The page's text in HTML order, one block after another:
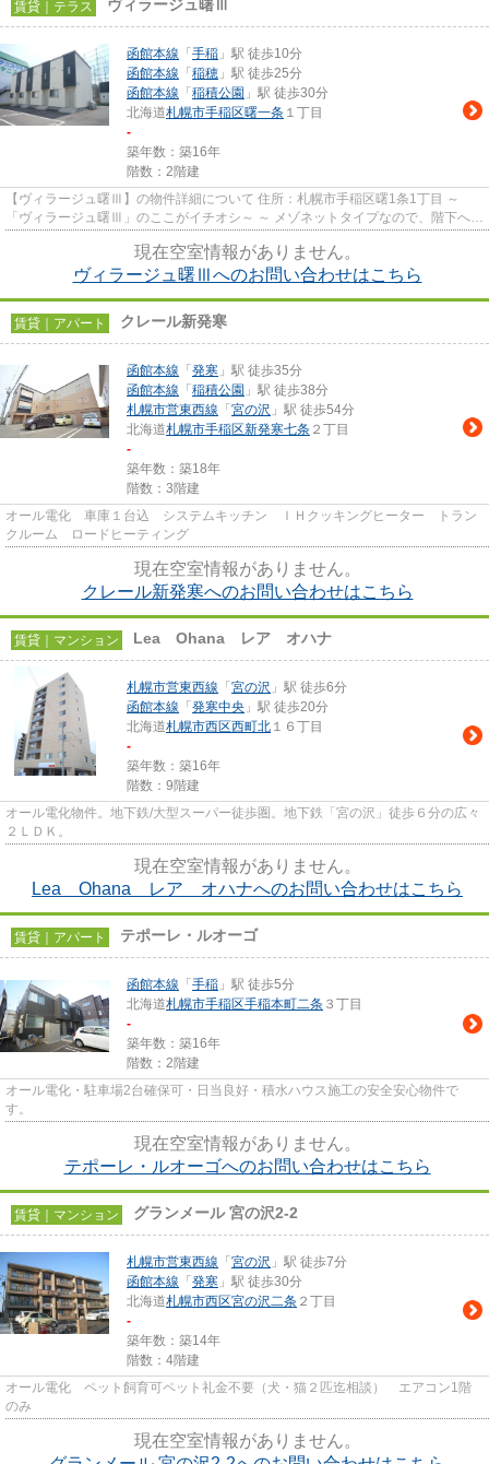
賃貸｜テラス ヴィラージュ曙Ⅲ
函館本線 「 手稲 」駅 徒歩10分
函館本線 「 稲穂 」駅 徒歩25分
函館本線 「 稲積公園 」駅 徒歩30分
北海道札幌市手稲区曙一条 １丁目
-
築年数：築16年
階数：2階建
【ヴィラージュ曙Ⅲ】の物件詳細について 住所：札幌市手稲区曙1条1丁目 ～
「ヴィラージュ曙Ⅲ」のここがイチオシ～ ～ メゾネットタイプなので、階下への
現在空室情報がありません。
ヴィラージュ曙Ⅲへのお問い合わせはこちら
賃貸｜アパート クレール新発寒
函館本線 「 発寒 」駅 徒歩35分
函館本線 「 稲積公園 」駅 徒歩38分
札幌市営東西線 「 宮の沢 」駅 徒歩54分
北海道札幌市手稲区新発寒七条 ２丁目
-
築年数：築18年
階数：3階建
オール電化 車庫１台込 システムキッチン ＩＨクッキングヒーター トラン
クルーム ロードヒーティング
現在空室情報がありません。
クレール新発寒へのお問い合わせはこちら
賃貸｜マンション Lea Ohana レア オハナ
札幌市営東西線 「 宮の沢 」駅 徒歩6分
函館本線 「 発寒中央 」駅 徒歩20分
北海道札幌市西区西町北 １６丁目
-
築年数：築16年
階数：9階建
オール電化物件。地下鉄/大型スーパー徒歩圏。地下鉄「宮の沢」徒歩６分の広々
２ＬＤＫ。
現在空室情報がありません。
Lea Ohana レア オハナへのお問い合わせはこちら
賃貸｜アパート テポーレ・ルオーゴ
函館本線 「 手稲 」駅 徒歩5分
北海道札幌市手稲区手稲本町二条 ３丁目
-
築年数：築16年
階数：2階建
オール電化・駐車場2台確保可・日当良好・積水ハウス施工の安全安心物件で
す。
現在空室情報がありません。
テポーレ・ルオーゴへのお問い合わせはこちら
賃貸｜マンション グランメール 宮の沢2-2
札幌市営東西線 「 宮の沢 」駅 徒歩7分
函館本線 「 発寒 」駅 徒歩30分
北海道札幌市西区宮の沢二条 ２丁目
-
築年数：築14年
階数：4階建
オール電化 ペット飼育可ペット礼金不要（犬・猫２匹迄相談） エアコン1階
のみ
現在空室情報がありません。